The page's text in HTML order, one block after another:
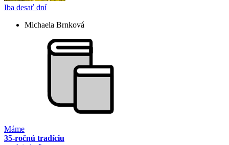
Iba desať dní
Michaela Brnková
Máme
35-ročnú tradíciu